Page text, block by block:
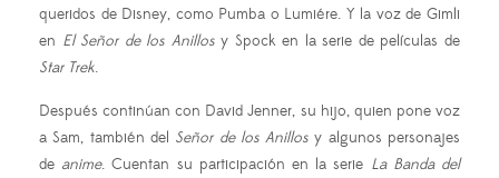
queridos de Disney, como Pumba o Lumiére. Y la voz de Gimli
en El Señor de los Anillosy Spock en la serie de películas de
Star Trek.
Después continúan con David Jenner, su hijo, quien pone voz
a Sam, también del Señor de los Anillos y algunos personajes
de anime. Cuentan su participación en la serie La Banda del